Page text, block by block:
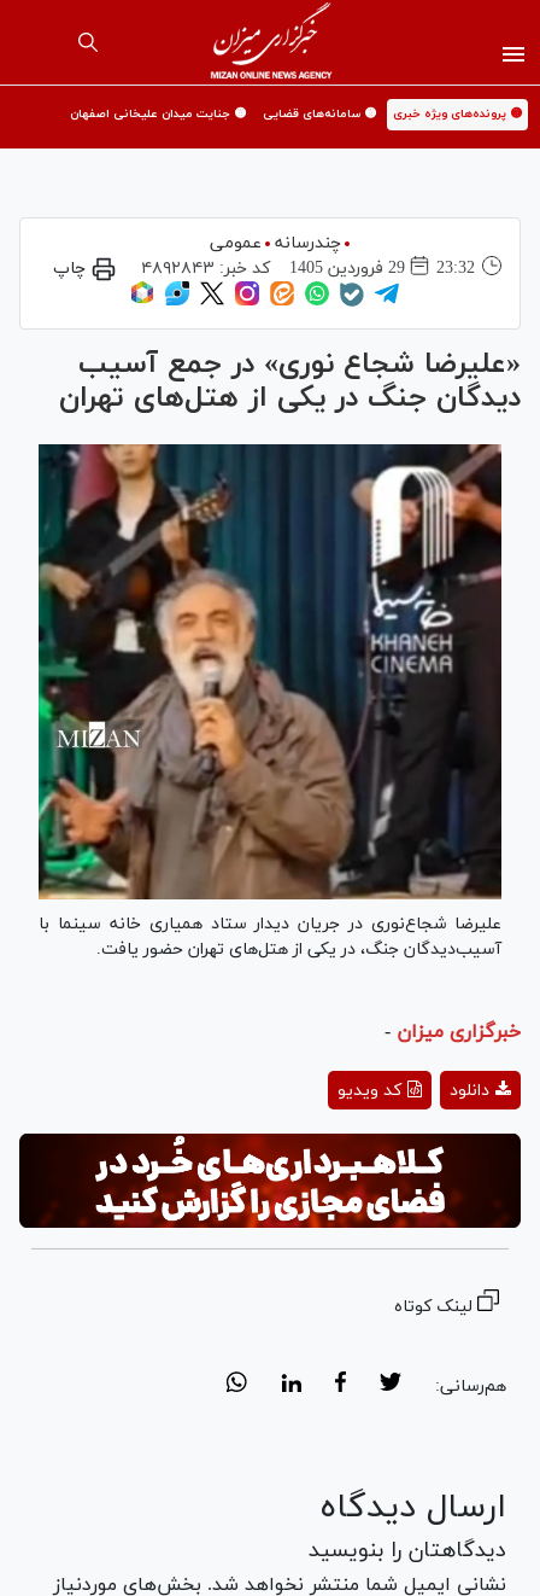
🟡 پرونده‌های ویژه خبری 🟡 سامانه‌های قضایی 🟡 جنایت میدان علیخانی اصفهان
چندرسانه
عمومی
23:32
29 فروردين 1405 کد خبر: ۴۸۹۲۸۴۳ چاپ
«علیرضا شجاع نوری» در جمع آسیب
دیدگان جنگ در یکی از هتل‌های تهران
علیرضا شجاع‌نوری در جریان دیدار ستاد همیاری خانه سینما با
آسیب‌دیدگان جنگ، در یکی از هتل‌های تهران حضور یافت.
خبرگزاری میزان -
Play
Video
کد ویدیو دانلود
لینک کوتاه
هم‌رسانی:
ارسال دیدگاه
دیدگاهتان را بنویسید
نشانی ایمیل شما منتشر نخواهد شد. بخش‌های موردنیاز